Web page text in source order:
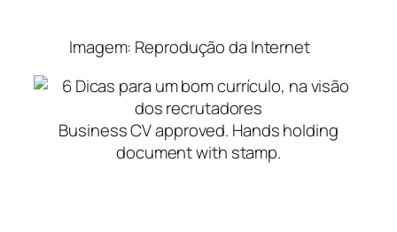
Imagem: Reprodução da Internet
Business CV approved. Hands holding
document with stamp.